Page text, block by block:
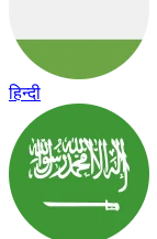
हिन्दी